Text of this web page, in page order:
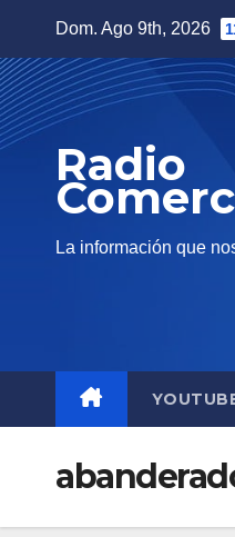
contenido
Dom. Ago 9th, 2026
Radio
La información que